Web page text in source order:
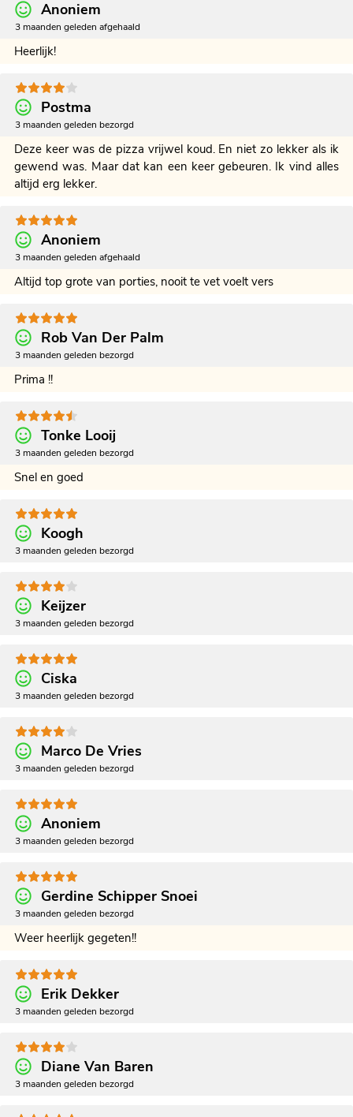
Anoniem
3 maanden geleden afgehaald
Heerlijk!
Postma
3 maanden geleden bezorgd
Deze keer was de pizza vrijwel koud. En niet zo lekker als ik
gewend was. Maar dat kan een keer gebeuren. Ik vind alles
altijd erg lekker.
Anoniem
3 maanden geleden afgehaald
Altijd top grote van porties, nooit te vet voelt vers
Rob Van Der Palm
3 maanden geleden bezorgd
Prima !!
Tonke Looij
3 maanden geleden bezorgd
Snel en goed
Koogh
3 maanden geleden bezorgd
Keijzer
3 maanden geleden bezorgd
Ciska
3 maanden geleden bezorgd
Marco De Vries
3 maanden geleden bezorgd
Anoniem
3 maanden geleden bezorgd
Gerdine Schipper Snoei
3 maanden geleden bezorgd
Weer heerlijk gegeten!!
Erik Dekker
3 maanden geleden bezorgd
Diane Van Baren
3 maanden geleden bezorgd